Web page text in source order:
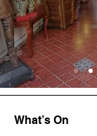
What’s On